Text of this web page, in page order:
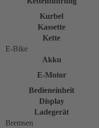
Kurbel
Kassette
Kette
E-Bike
Akku
E-Motor
Bedieneinheit
Display
Ladegerät
Bremsen